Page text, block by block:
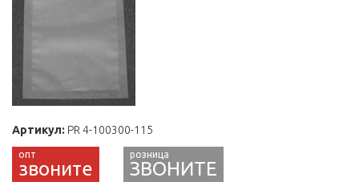
Артикул: PR 4-100300-115
звоните ЗВОНИТЕ